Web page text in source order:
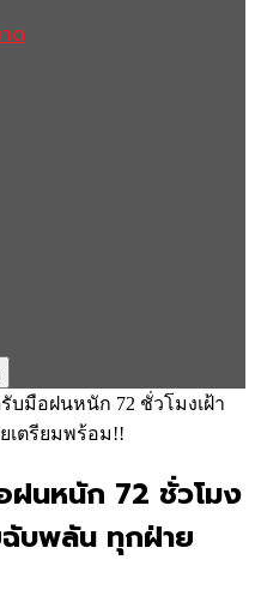
ด
บมือฝนหนัก 72 ชั่วโมงเฝ้า
เตรียมพร้อม!!
นหนัก 72 ชั่วโมง
ฉับพลัน ทุกฝ่าย